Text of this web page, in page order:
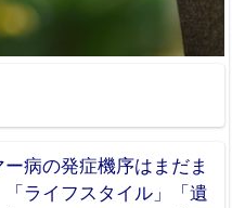
病の発症機序はまだま
ライフスタイル」「遺